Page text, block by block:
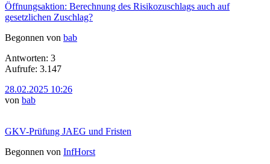
Öffnungsaktion: Berechnung des Risikozuschlags auch auf
gesetzlichen Zuschlag?
Begonnen von bab
Antworten: 3
Aufrufe: 3.147
28.02.2025 10:26
von bab
GKV-Prüfung JAEG und Fristen
Begonnen von InfHorst